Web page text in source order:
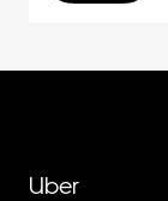
Uber